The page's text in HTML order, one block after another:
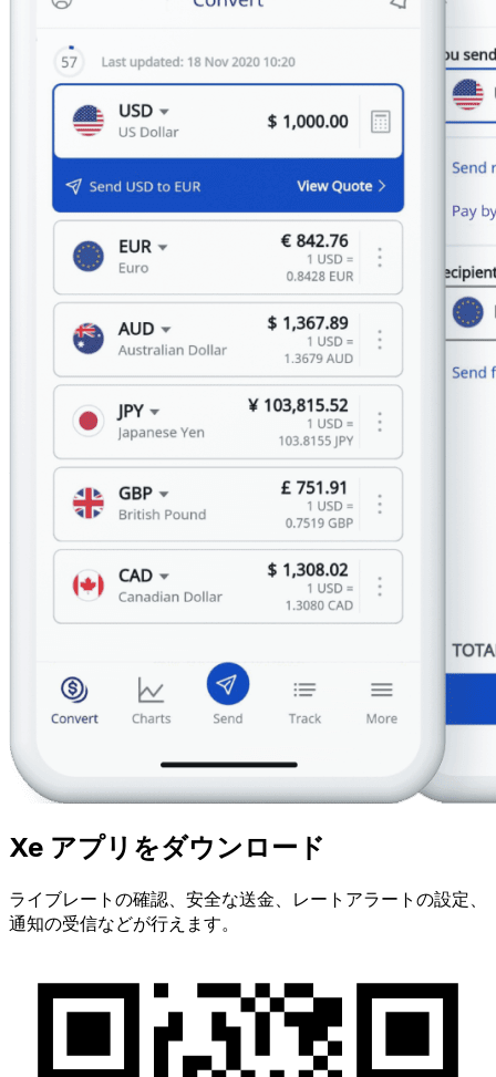
Xe アプリをダウンロード
ライブレートの確認、安全な送金、レートアラートの設定、
通知の受信などが行えます。